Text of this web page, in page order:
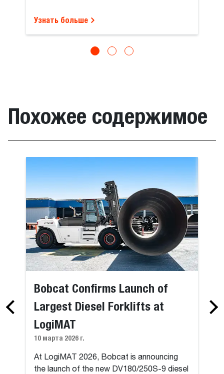
Узнать больше
Похожее содержимое
Bobcat Confirms Launch of
Largest Diesel Forklifts at
LogiMAT
10 марта 2026 г.
At LogiMAT 2026, Bobcat is announcing
the launch of the new DV180/250S-9 diesel